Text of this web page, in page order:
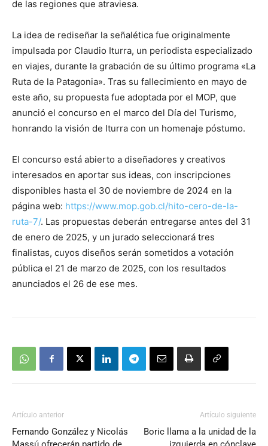
de las regiones que atraviesa.
La idea de rediseñar la señalética fue originalmente
impulsada por Claudio Iturra, un periodista especializado
en viajes, durante la grabación de su último programa «La
Ruta de la Patagonia». Tras su fallecimiento en mayo de
este año, su propuesta fue adoptada por el MOP, que
anunció el concurso en el marco del Día del Turismo,
honrando la visión de Iturra con un homenaje póstumo.
El concurso está abierto a diseñadores y creativos
interesados en aportar sus ideas, con inscripciones
disponibles hasta el 30 de noviembre de 2024 en la
página web: https://www.mop.gob.cl/hito-cero-de-la-
ruta-7/. Las propuestas deberán entregarse antes del 31
de enero de 2025, y un jurado seleccionará tres
finalistas, cuyos diseños serán sometidos a votación
pública el 21 de marzo de 2025, con los resultados
anunciados el 26 de ese mes.
Artículo anterior
Fernando González y Nicolás
Artículo siguiente
Boric llama a la unidad de la